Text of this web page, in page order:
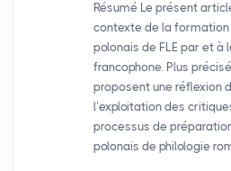
Résumé Le présent
contexte de la
polonais de FLE par et à
francophone. Plus
proposent une réflexion
l’exploitation des
processus de
polonais de philologie